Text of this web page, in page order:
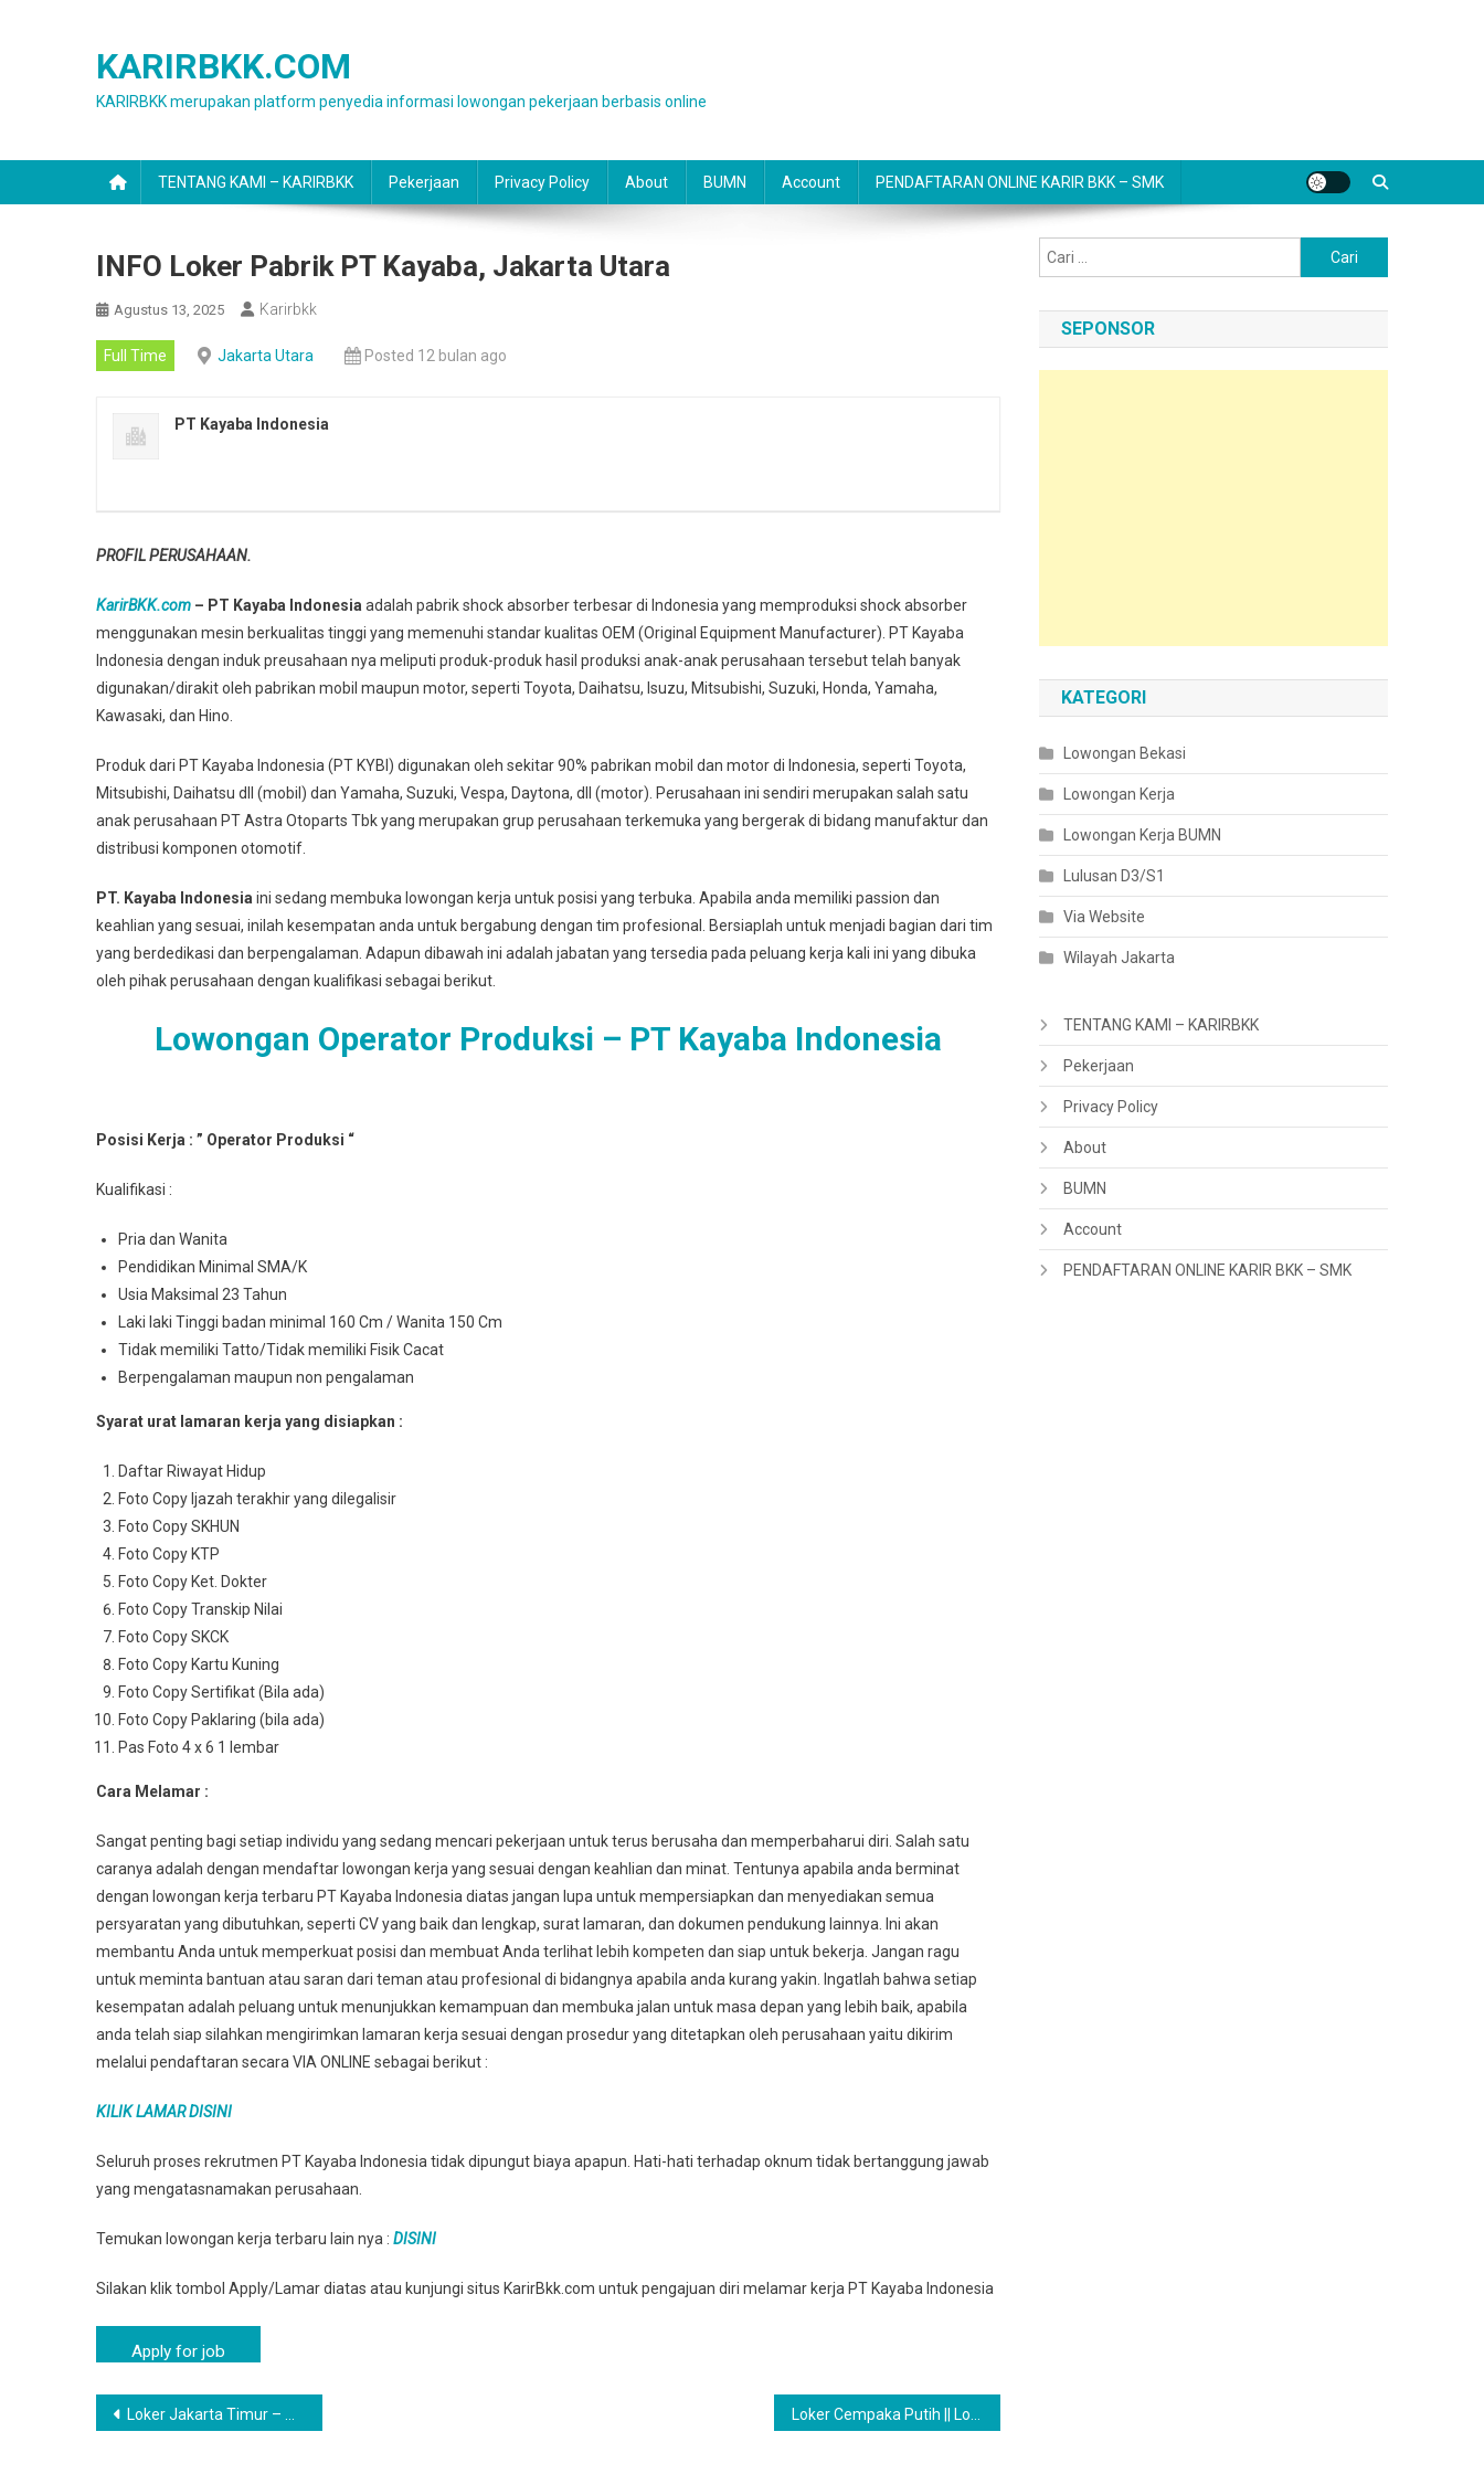
KARIRBKK.COM
KARIRBKK merupakan platform penyedia informasi lowongan pekerjaan berbasis online
TENTANG KAMI – KARIRBKK Pekerjaan Privacy Policy About BUMN Account PENDAFTARAN ONLINE KARIR BKK – SMK
INFO Loker Pabrik PT Kayaba, Jakarta Utara
Agustus 13, 2025 Karirbkk
Full Time Jakarta Utara Posted 12 bulan ago
PT Kayaba Indonesia
PROFIL PERUSAHAAN.
KarirBKK.com – PT Kayaba Indonesia adalah pabrik shock absorber terbesar di Indonesia yang memproduksi shock absorber
menggunakan mesin berkualitas tinggi yang memenuhi standar kualitas OEM (Original Equipment Manufacturer). PT Kayaba
Indonesia dengan induk preusahaan nya meliputi produk-produk hasil produksi anak-anak perusahaan tersebut telah banyak
digunakan/dirakit oleh pabrikan mobil maupun motor, seperti Toyota, Daihatsu, Isuzu, Mitsubishi, Suzuki, Honda, Yamaha,
Kawasaki, dan Hino.
Produk dari PT Kayaba Indonesia (PT KYBI) digunakan oleh sekitar 90% pabrikan mobil dan motor di Indonesia, seperti Toyota,
Mitsubishi, Daihatsu dll (mobil) dan Yamaha, Suzuki, Vespa, Daytona, dll (motor). Perusahaan ini sendiri merupakan salah satu
anak perusahaan PT Astra Otoparts Tbk yang merupakan grup perusahaan terkemuka yang bergerak di bidang manufaktur dan
distribusi komponen otomotif.
PT. Kayaba Indonesia ini sedang membuka lowongan kerja untuk posisi yang terbuka. Apabila anda memiliki passion dan
keahlian yang sesuai, inilah kesempatan anda untuk bergabung dengan tim profesional. Bersiaplah untuk menjadi bagian dari tim
yang berdedikasi dan berpengalaman. Adapun dibawah ini adalah jabatan yang tersedia pada peluang kerja kali ini yang dibuka
oleh pihak perusahaan dengan kualifikasi sebagai berikut.
Lowongan Operator Produksi – PT Kayaba Indonesia
Posisi Kerja : ” Operator Produksi “
Kualifikasi :
Pria dan Wanita
Pendidikan Minimal SMA/K
Usia Maksimal 23 Tahun
Laki laki Tinggi badan minimal 160 Cm / Wanita 150 Cm
Tidak memiliki Tatto/Tidak memiliki Fisik Cacat
Berpengalaman maupun non pengalaman
Syarat urat lamaran kerja yang disiapkan :
Daftar Riwayat Hidup
Foto Copy Ijazah terakhir yang dilegalisir
Foto Copy SKHUN
Foto Copy KTP
Foto Copy Ket. Dokter
Foto Copy Transkip Nilai
Foto Copy SKCK
Foto Copy Kartu Kuning
Foto Copy Sertifikat (Bila ada)
Foto Copy Paklaring (bila ada)
Pas Foto 4 x 6 1 lembar
Cara Melamar :
Sangat penting bagi setiap individu yang sedang mencari pekerjaan untuk terus berusaha dan memperbaharui diri. Salah satu
caranya adalah dengan mendaftar lowongan kerja yang sesuai dengan keahlian dan minat. Tentunya apabila anda berminat
dengan lowongan kerja terbaru PT Kayaba Indonesia diatas jangan lupa untuk mempersiapkan dan menyediakan semua
persyaratan yang dibutuhkan, seperti CV yang baik dan lengkap, surat lamaran, dan dokumen pendukung lainnya. Ini akan
membantu Anda untuk memperkuat posisi dan membuat Anda terlihat lebih kompeten dan siap untuk bekerja. Jangan ragu
untuk meminta bantuan atau saran dari teman atau profesional di bidangnya apabila anda kurang yakin. Ingatlah bahwa setiap
kesempatan adalah peluang untuk menunjukkan kemampuan dan membuka jalan untuk masa depan yang lebih baik, apabila
anda telah siap silahkan mengirimkan lamaran kerja sesuai dengan prosedur yang ditetapkan oleh perusahaan yaitu dikirim
melalui pendaftaran secara VIA ONLINE sebagai berikut :
KILIK LAMAR DISINI
Seluruh proses rekrutmen PT Kayaba Indonesia tidak dipungut biaya apapun. Hati-hati terhadap oknum tidak bertanggung jawab
yang mengatasnamakan perusahaan.
Temukan lowongan kerja terbaru lain nya : DISINI
Silakan klik tombol Apply/Lamar diatas atau kunjungi situs KarirBkk.com untuk pengajuan diri melamar kerja PT Kayaba Indonesia
Navigasi
Loker Jakarta Timur – Operator Produksi | PT Kayaba Indonesia
untuk:
SEPONSOR
KATEGORI
Lowongan Bekasi
Lowongan Kerja
Lowongan Kerja BUMN
Lulusan D3/S1
Via Website
Wilayah Jakarta
TENTANG KAMI – KARIRBKK
Pekerjaan
Privacy Policy
About
BUMN
Account
PENDAFTARAN ONLINE KARIR BKK – SMK